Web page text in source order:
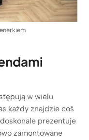
w wielu
każdy znajdzie coś
doskonale prezentuje
zamontowane